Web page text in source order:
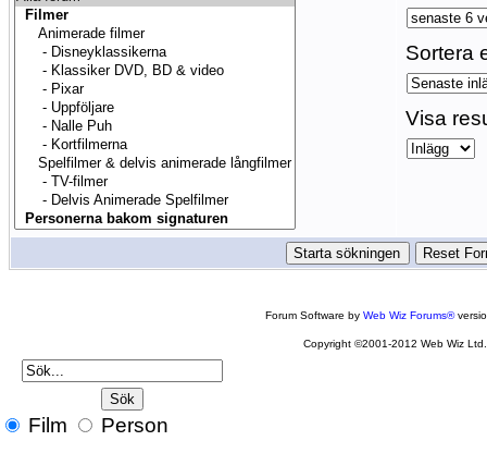
Sortera
Visa
Forum Software byWeb Wiz Forums®
Copyright ©2001-2012 Web Wiz Ltd.
Film Person